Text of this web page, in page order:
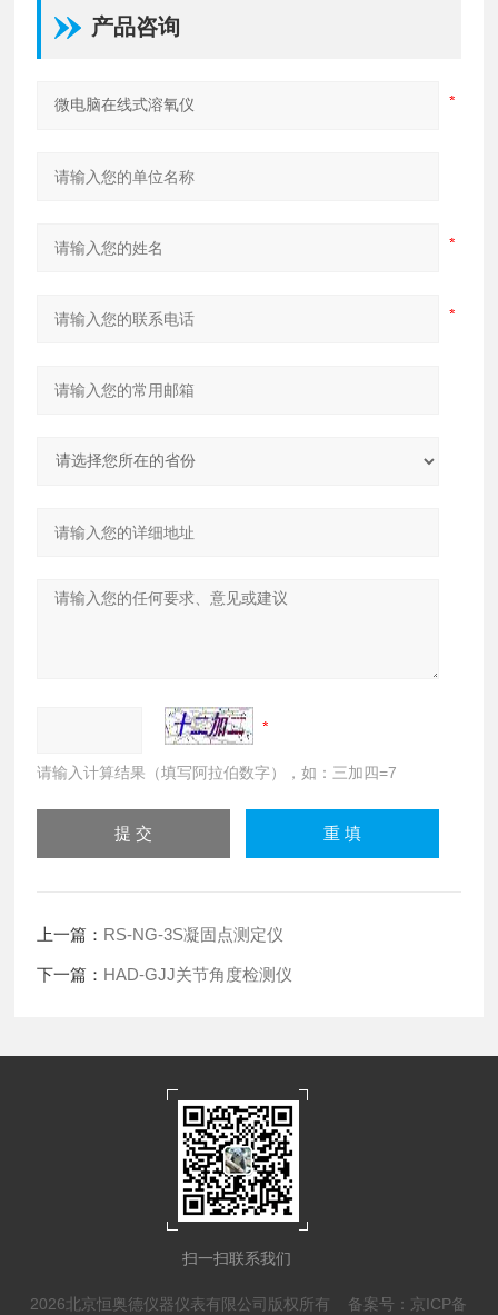
产品咨询
请输入计算结果（填写阿拉伯数字），如：三加四=7
上一篇： RS-NG-3S凝固点测定仪
下一篇： HAD-GJJ关节角度检测仪
扫一扫联系我们
2026北京恒奥德仪器仪表有限公司版权所有 备案号：京ICP备